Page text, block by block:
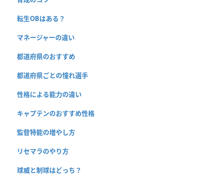
転生OBはある？
マネージャーの違い
都道府県のおすすめ
都道府県ごとの憧れ選手
性格による能力の違い
キャプテンのおすすめ性格
監督特能の増やし方
リセマラのやり方
球威と制球はどっち？